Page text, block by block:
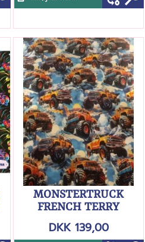
MONSTERTRUCK
FRENCH TERRY
DKK 139,00